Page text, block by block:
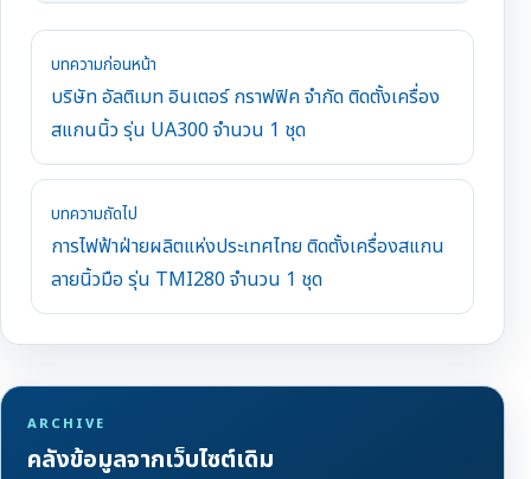
บทความก่อนหน้า
บริษัท อัลติเมท อินเตอร์ กราฟฟิค จำกัด ติดตั้งเครื่อง
สแกนนิ้ว รุ่น UA300 จำนวน 1 ชุด
บทความถัดไป
การไฟฟ้าฝ่ายผลิตแห่งประเทศไทย ติดตั้งเครื่องสแกน
ลายนิ้วมือ รุ่น TMI280 จำนวน 1 ชุด
ARCHIVE
คลังข้อมูลจากเว็บไซต์เดิม